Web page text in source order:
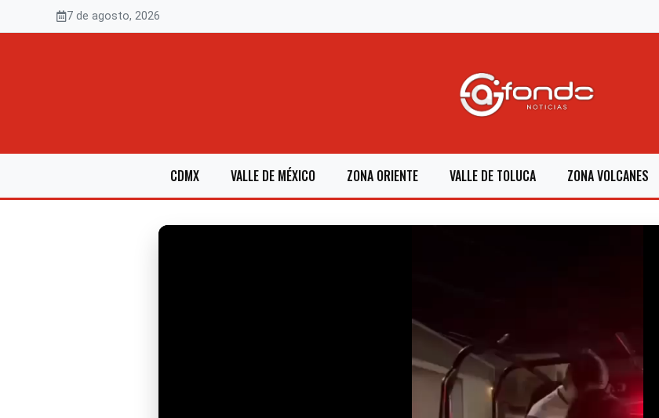
7 de agosto, 2026
CDMX VALLE DE MÉXICO ZONA ORIENTE VALLE DE TOLUCA ZONA VOLCANES